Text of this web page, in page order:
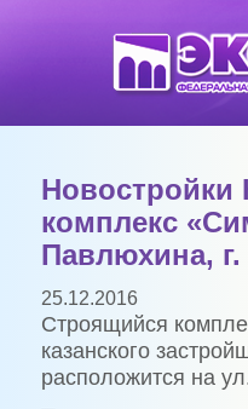
Новостройки
комплекс
Павлюхина, г.
25.12.2016
Строящийся
казанского
расположится на